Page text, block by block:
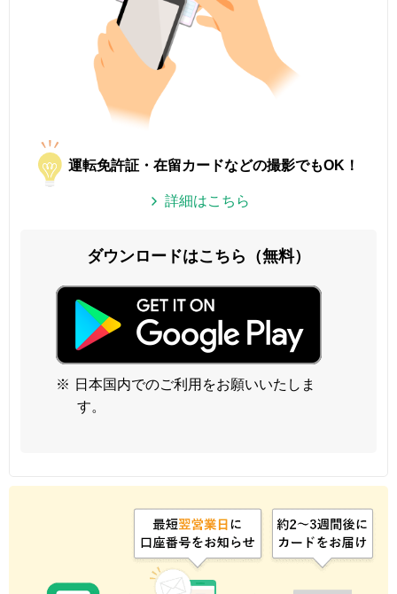
運転免許証・在留カードなどの撮影でもOK！
詳細はこちら
ダウンロードはこちら（無料）
※ 日本国内でのご利用をお願いいたしま
す。